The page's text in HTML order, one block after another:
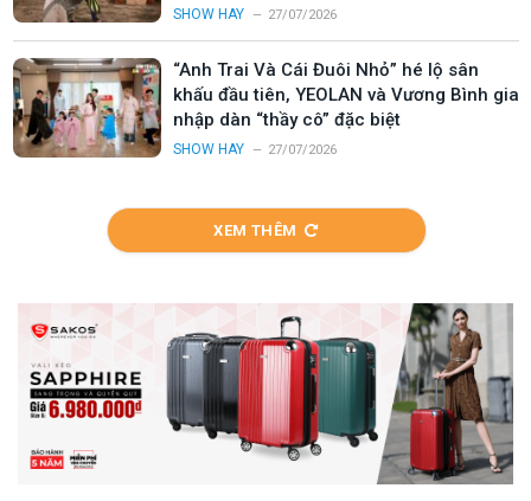
SHOW HAY 27/07/2026
“Anh Trai Và Cái Đuôi Nhỏ” hé lộ sân
khấu đầu tiên, YEOLAN và Vương Bình gia
nhập dàn “thầy cô” đặc biệt
SHOW HAY 27/07/2026
XEM THÊM